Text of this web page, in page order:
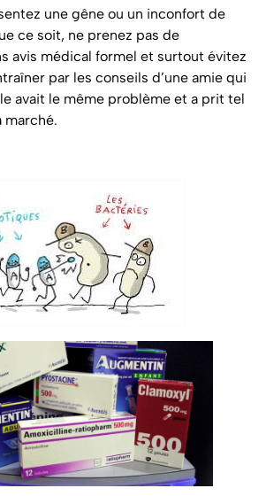
une gêne ou un inconfort de
ce soit, ne prenez pas de
avis médical formel et surtout évitez
par les conseils d’une amie qui
avait le même problème et a prit tel
marché.